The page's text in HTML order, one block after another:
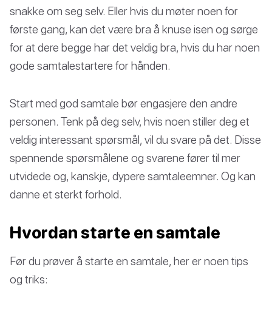
snakke om seg selv. Eller hvis du møter noen for
første gang, kan det være bra å knuse isen og sørge
for at dere begge har det veldig bra, hvis du har noen
gode samtalestartere for hånden.
Start med god samtale bør engasjere den andre
personen. Tenk på deg selv, hvis noen stiller deg et
veldig interessant spørsmål, vil du svare på det. Disse
spennende spørsmålene og svarene fører til mer
utvidede og, kanskje, dypere samtaleemner. Og kan
danne et sterkt forhold.
Hvordan starte en samtale
Før du prøver å starte en samtale, her er noen tips
og triks: